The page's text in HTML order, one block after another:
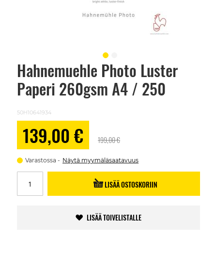
Hahnemuehle Photo Luster
Paperi 260gsm A4 / 250
50H10641934
139,00 € 199,00 €
Varastossa Näytä myymäläsaatavuus
LISÄÄ OSTOSKORIIN
LISÄÄ TOIVELISTALLE
Skip
beginning
images
gallery